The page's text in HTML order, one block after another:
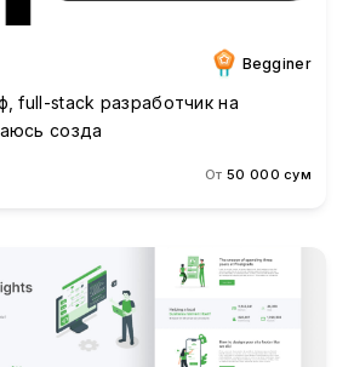
Begginer
full-stack разработчик на
созда
От 50 000 сум